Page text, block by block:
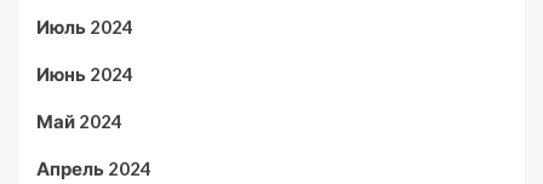
Июль 2024
Июнь 2024
Май 2024
Апрель 2024